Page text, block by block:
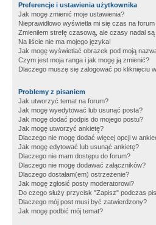
Preferencje i ustawienia użytkownika
Jak mogę zmienić moje ustawienia?
Nieprawidłowo wyświetla mi się czas na
Zmieniłem strefę czasową, ale czasy nadal są
Na liście nie ma mojego języka!
Jak mogę wyświetlać obrazek pod moją
Czym jest moja ranga i jak mogę ją zmienić?
Dlaczego muszę się zalogować po kliknięciu
Problemy z pisaniem
Jak utworzyć temat na forum?
Jak mogę wyedytować lub usunąć posta?
Jak mogę dodać podpis do mojego postu?
Jak mogę utworzyć ankietę?
Dlaczego nie mogę dodać więcej opcji w
Jak mogę edytować lub usunąć ankietę?
Dlaczego nie mam dostępu do forum?
Dlaczego nie mogę dodawać załączników?
Dlaczego dostałam(em) ostrzeżenie?
Jak mogę zgłosić posty moderatorowi?
Do czego służy przycisk "Zapisz" podczas
Dlaczego mój post musi być zatwierdzony?
Jak mogę podbić mój temat?